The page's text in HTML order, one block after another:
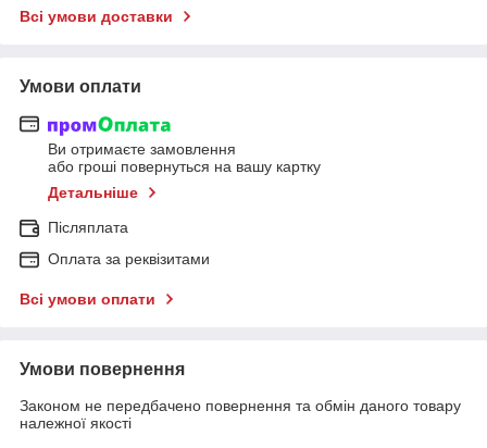
Всі умови доставки
Умови оплати
Ви отримаєте замовлення
або гроші повернуться на вашу картку
Детальніше
Післяплата
Оплата за реквізитами
Всі умови оплати
Умови повернення
Законом не передбачено повернення та обмін даного товару
належної якості